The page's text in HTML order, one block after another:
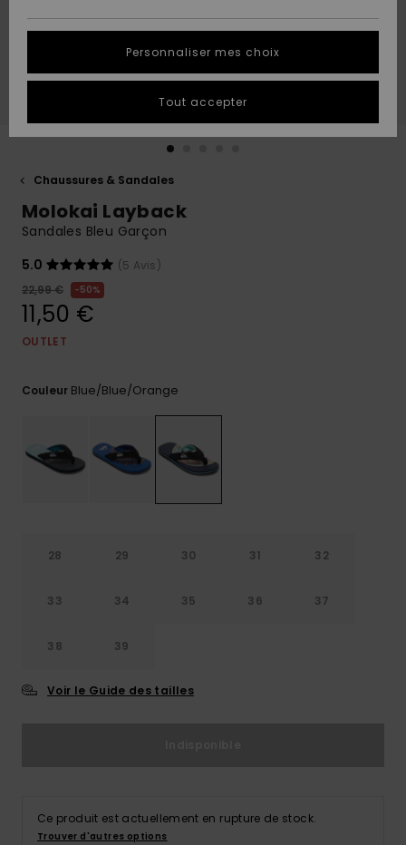
A
Découvrir
A
Découvrir
tailles
conversation
obtenir la
plus rapide
à votre
question.
Démarrer
questions
et notre
formulaire
de
QUIKSILVER
Chaussures & Sandales
Molokai Layback
Sandales Bleu Garçon
5.0
(5 Avis)
22,99 €
50%
11,50 €
OUTLET
Couleur Blue/blue/orange
28 29 30 31 32
33 34 35 36 37
38 39
Voir le Guide des tailles
Ce produit est actuellement en rupture de stock.
Trouver d'autres options
Personnaliser mes choix
Tout accepter